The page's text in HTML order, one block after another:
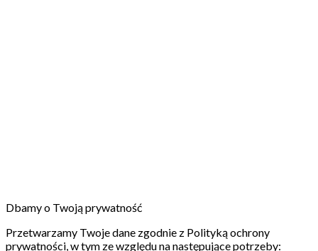
Dbamy o Twoją prywatność
Przetwarzamy Twoje dane zgodnie z Polityką ochrony
prywatności, w tym ze względu na następujące potrzeby: